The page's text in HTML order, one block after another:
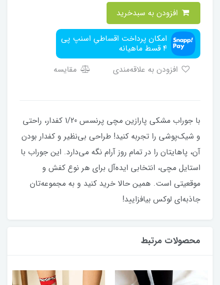
امکان پرداخت اقساطیِ اسنپ پی
۴ قسط ماهیانه
مقایسه
با جوراب مشکی پارازین مچی پرنسس 1/20 کفدار، راحتی
و شیک‌پوشی را تجربه کنید! طراحی بی‌نظیر و کفدار بودن
آن، پاهایتان را در تمام روز آرام نگه می‌دارد. این جوراب با
استایل مچی، انتخابی ایده‌آل برای هر نوع کفش و
موقعیتی است. همین حالا خرید کنید و به مجموعه‌تان
جاذبه‌ای لوکس بیافزایید!
محصولات مرتبط